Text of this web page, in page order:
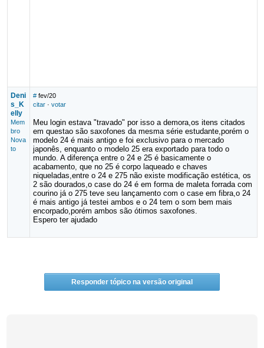
Deni
s_K
elly
Mem
bro
Nova
to
# fev/20
citar· votar
Meu login estava "travado" por isso a demora,os itens citados
em questao são saxofones da mesma série estudante,porém o
modelo 24 é mais antigo e foi exclusivo para o mercado
japonês, enquanto o modelo 25 era exportado para todo o
mundo. A diferença entre o 24 e 25 é basicamente o
acabamento, que no 25 é corpo laqueado e chaves
niqueladas,entre o 24 e 275 não existe modificação estética, os
2 são dourados,o case do 24 é em forma de maleta forrada com
courino já o 275 teve seu lançamento com o case em fibra,o 24
é mais antigo já testei ambos e o 24 tem o som bem mais
encorpado,porém ambos são ótimos saxofones.
Espero ter ajudado
Responder tópico na versão original